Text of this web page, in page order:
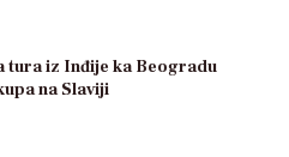
tura iz Inđije ka Beogradu
na Slaviji